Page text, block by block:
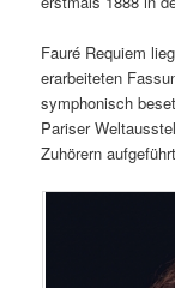
Fauré Requiem
erarbeiteten
symphonisch
Pariser
Zuhörern